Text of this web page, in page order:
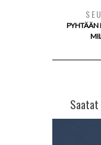
PYHTÄÄN
Saatat